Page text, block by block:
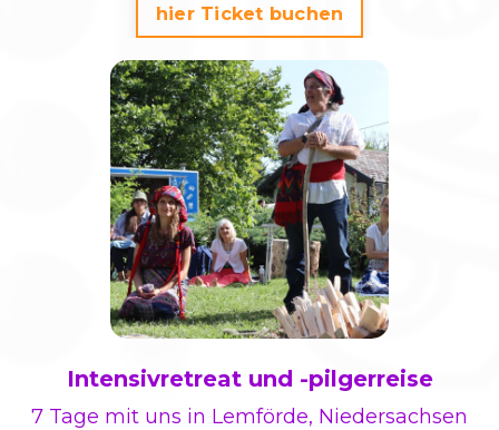
hier Ticket buchen
Intensivretreat und -pilgerreise
7 Tage mit uns in Lemförde, Niedersachsen